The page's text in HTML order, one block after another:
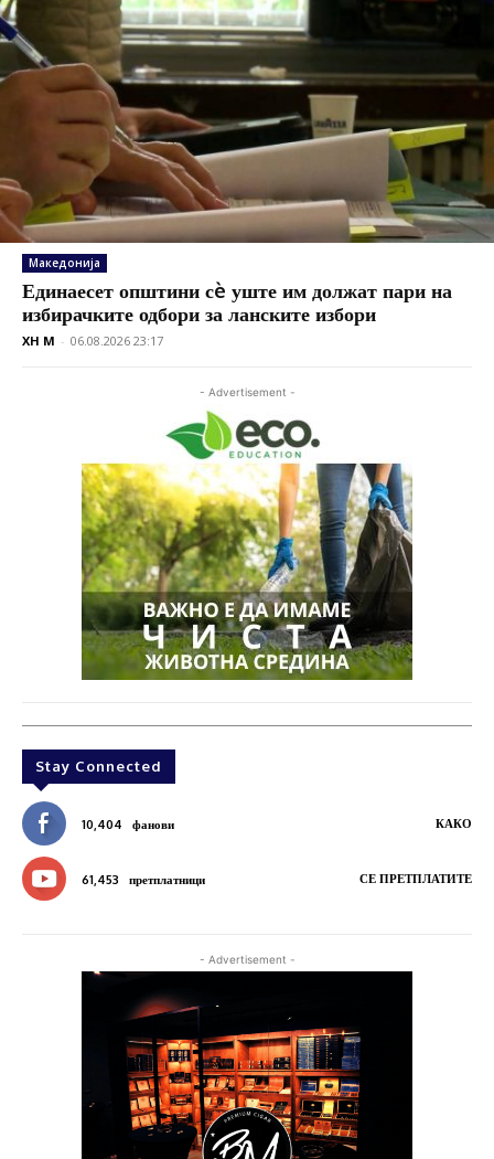
Македонија
Единаесет општини сè уште им должат пари на
избирачките одбори за ланските избори
XH M - 06.08.2026 23:17
- Advertisement -
Stay Connected
10,404 фанови КАКО
61,453 претплатници СЕ ПРЕТПЛАТИТЕ
- Advertisement -